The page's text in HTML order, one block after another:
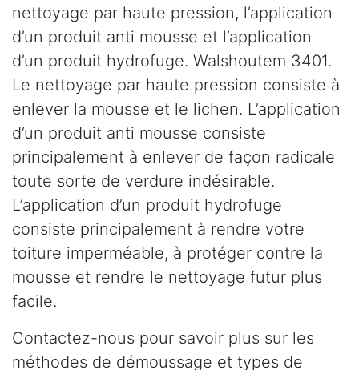
nettoyage par haute pression, l’application
d’un produit anti mousse et l’application
d’un produit hydrofuge. Walshoutem 3401.
Le nettoyage par haute pression consiste à
enlever la mousse et le lichen. L’application
d’un produit anti mousse consiste
principalement à enlever de façon radicale
toute sorte de verdure indésirable.
L’application d’un produit hydrofuge
consiste principalement à rendre votre
toiture imperméable, à protéger contre la
mousse et rendre le nettoyage futur plus
facile.
Contactez-nous pour savoir plus sur les
méthodes de démoussage et types de